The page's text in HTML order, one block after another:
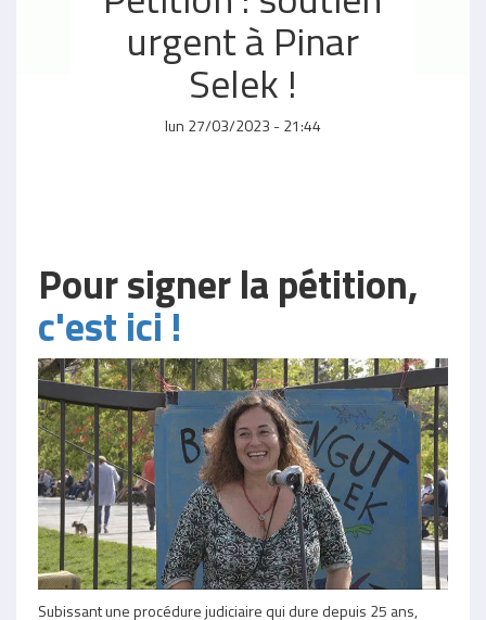
urgent à Pinar
Selek !
lun 27/03/2023 - 21:44
Pour signer la pétition,
c'est ici !
Subissant une procédure judiciaire qui dure depuis 25 ans,